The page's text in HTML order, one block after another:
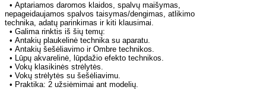
• Aptariamos daromos klaidos, spalvų maišymas,
nepageidaujamos spalvos taisymas/dengimas, atlikimo
technika, adatų parinkimas ir kiti klausimai.
• Galima rinktis iš šių temų:
• Antakių plaukelinė technika su aparatu.
• Antakių šešėliavimo ir Ombre technikos.
• Lūpų akvarelinė, lūpdažio efekto technikos.
• Vokų klasikinės strėlytės.
• Vokų strėlytės su šešėliavimu.
• Praktika: 2 užsiėmimai ant modelių.